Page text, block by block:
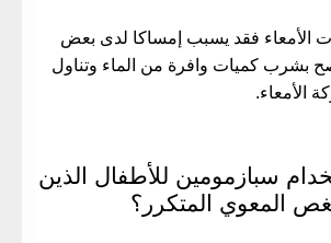
الأمعاء فقد يسبب إمساكا لدى بعض
بشرب كميات وافرة من الماء وتناول
الأمعاء.
سبازمومين للأطفال الذين
المعوي المتكرر؟